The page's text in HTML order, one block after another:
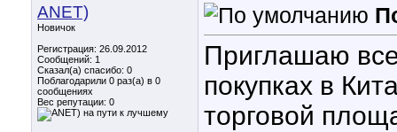
ANET)
Новичок
Регистрация: 26.09.2012
Сообщений: 1
Сказал(а) спасибо: 0
Поблагодарили 0 раз(а) в 0
сообщениях
Вес репутации: 0
Приглашаю
покупках в
торговой